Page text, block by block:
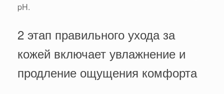
pH.
2 этап правильного ухода за
кожей включает увлажнение и
продление ощущения комфорта